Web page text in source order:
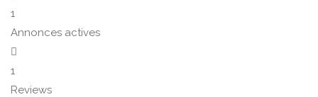
1
Annonces actives
1
Reviews